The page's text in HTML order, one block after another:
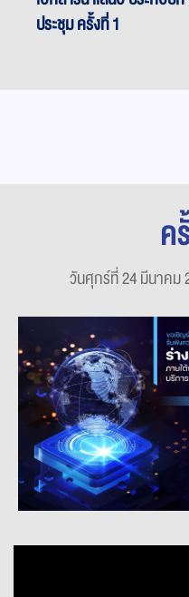
ประชุม ครั้งที่ 1
ค
วันศุกร์ที่ 24 มีนาคม